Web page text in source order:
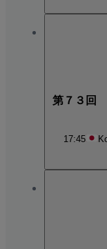
第７３回
17:45